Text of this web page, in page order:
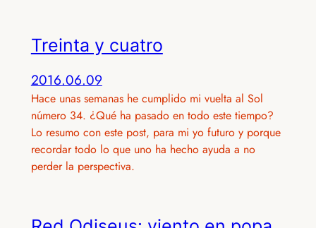
Treinta y cuatro
2016.06.09
Hace unas semanas he cumplido mi vuelta al Sol
número 34. ¿Qué ha pasado en todo este tiempo?
Lo resumo con este post, para mi yo futuro y porque
recordar todo lo que uno ha hecho ayuda a no
perder la perspectiva.